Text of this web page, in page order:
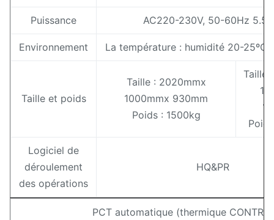
Puissance AC220-230V, 50-60Hz
Environnement La température : humidité 20-25ºC
Taille et poids
Taille : 2020mmx
1000mmx 930mm
Poids : 1500kg
Taille
Logiciel de
déroulement
des opérations
HQ&PR
PCT automatique (thermique CONTRE